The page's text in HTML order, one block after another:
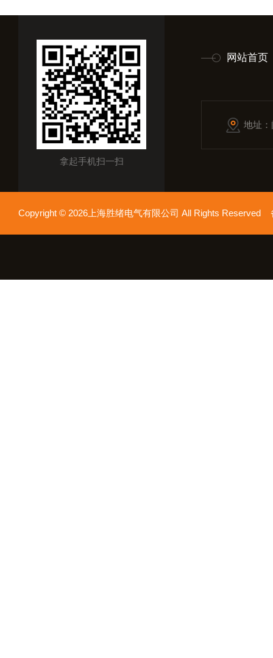
拿起手机扫一扫
网站首页
地址
Copyright © 2026上海胜绪电气有限公司 All Rights Reserved